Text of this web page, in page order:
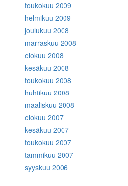
toukokuu 2009
helmikuu 2009
joulukuu 2008
marraskuu 2008
elokuu 2008
kesäkuu 2008
toukokuu 2008
huhtikuu 2008
maaliskuu 2008
elokuu 2007
kesäkuu 2007
toukokuu 2007
tammikuu 2007
syyskuu 2006